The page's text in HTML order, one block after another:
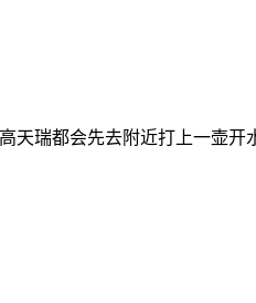
瑞都会先去附近打上一壶开